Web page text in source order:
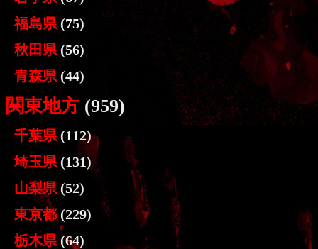
福島県 (75)
秋田県 (56)
青森県 (44)
関東地方 (959)
千葉県 (112)
埼玉県 (131)
山梨県 (52)
東京都(229)
栃木県 (64)